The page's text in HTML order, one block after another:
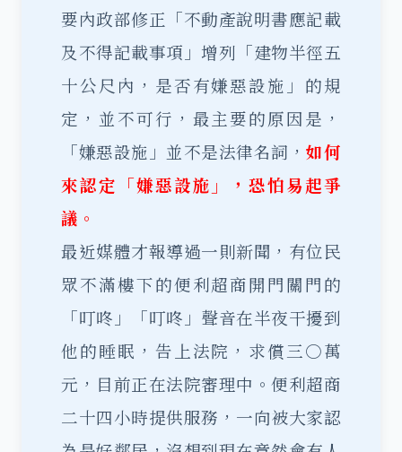
要內政部修正「不動產說明書應記載
及不得記載事項」增列「建物半徑五
十公尺內，是否有嫌惡設施」的規
定，並不可行，最主要的原因是，
「嫌惡設施」並不是法律名詞，如何
來認定「嫌惡設施」，恐怕易起爭
議。
最近媒體才報導過一則新聞，有位民
眾不滿樓下的便利超商開門關門的
「叮咚」「叮咚」聲音在半夜干擾到
他的睡眠，告上法院，求償三○萬
元，目前正在法院審理中。便利超商
二十四小時提供服務，一向被大家認